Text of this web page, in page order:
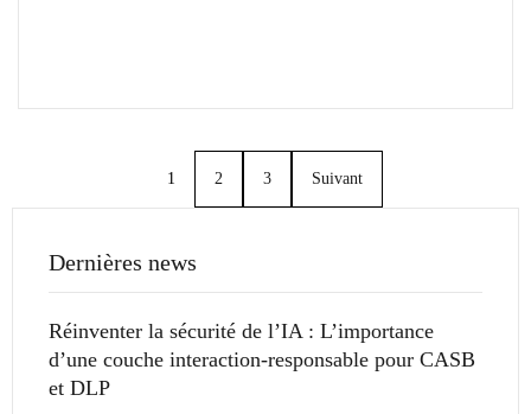
1 2 3 Suivant
Dernières news
Réinventer la sécurité de l’IA : L’importance
d’une couche interaction-responsable pour CASB
et DLP